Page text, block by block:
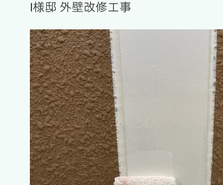
I様邸 外壁改修工事